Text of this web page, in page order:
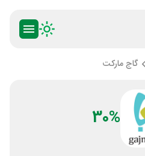
گاج مارکت
30%